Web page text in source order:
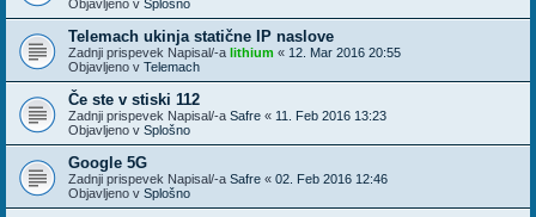
Objavljeno v Splošno
Telemach ukinja statične IP naslove
Zadnji prispevek Napisal/-a lithium « 12. Mar 2016 20:55
Objavljeno v Telemach
Če ste v stiski 112
Zadnji prispevek Napisal/-a Safre « 11. Feb 2016 13:23
Objavljeno v Splošno
Google 5G
Zadnji prispevek Napisal/-a Safre « 02. Feb 2016 12:46
Objavljeno v Splošno